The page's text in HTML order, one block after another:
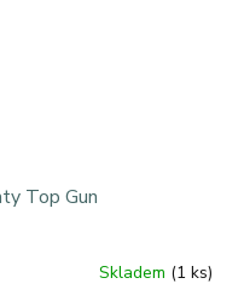
Top Gun
Skladem (1 ks)